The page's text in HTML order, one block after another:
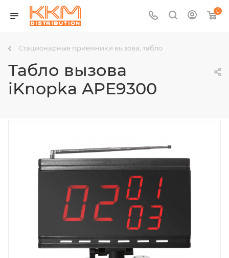
0
Стационарные приемники вызова, табло
Табло вызова
iKnopka APE9300